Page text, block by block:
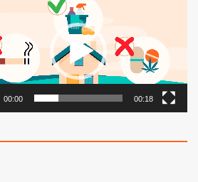
00:00 00:18